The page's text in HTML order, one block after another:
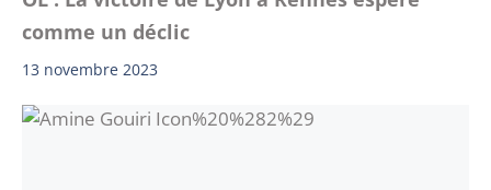
comme un déclic
13 novembre 2023